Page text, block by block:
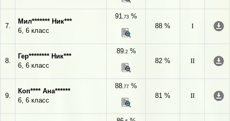
7.
Мил******* Ник***
6, 6 класс
91,73 %
88 %
I
8.
Гер******** Ник***
6, 6 класс
89,2%
82 %
II
9.
Коп**** Ана******
6, 6 класс
88,77 %
81 %
II